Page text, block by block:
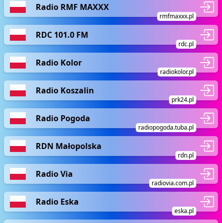
Radio RMF MAXXX
rmfmaxxx.pl
RDC 101.0 FM
rdc.pl
Radio Kolor
radiokolor.pl
Radio Koszalin
prk24.pl
Radio Pogoda
radiopogoda.tuba.pl
RDN Małopolska
rdn.pl
Radio Via
radiovia.com.pl
Radio Eska
eska.pl